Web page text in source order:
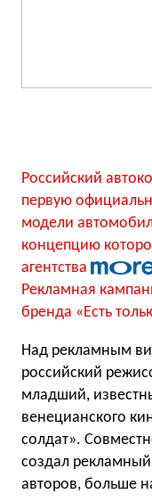
Российский
первую
модели
концепцию
агентства
Рекламная
бренда «Есть
Над рекламным
российский
младший,
венецианского
солдат».
создал
авторов, больше